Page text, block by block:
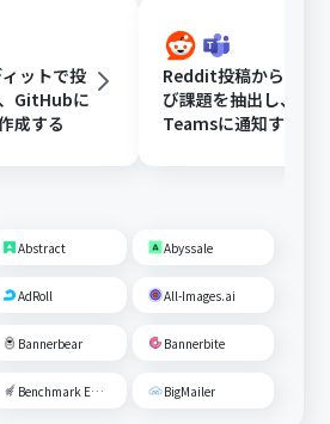
ットで投
GitHubに
成する
Reddit投稿から顧客
び課題を抽出し、
Teamsに通知する
Abstract Abyssale
AdRoll All-Images.ai
Bannerbear Bannerbite
Benchmark Email BigMailer